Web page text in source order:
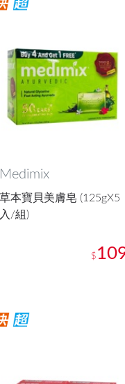
Medimix
草本寶貝美膚皂 (125gX5
入/組)
$